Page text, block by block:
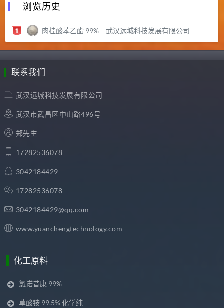
浏览历史
肉桂酸苯乙酯 99% – 武汉远城科技发展有限公司
联系我们
武汉远城科技发展有限公司
武汉市武昌区中山路496号
郑先生
17282536078
3042184429
17282536078
3042184429@qq.com
www.yuanchengtechnology.com
化工原料
氯诺昔康 99%
草酸铵 99.5% 化学纯